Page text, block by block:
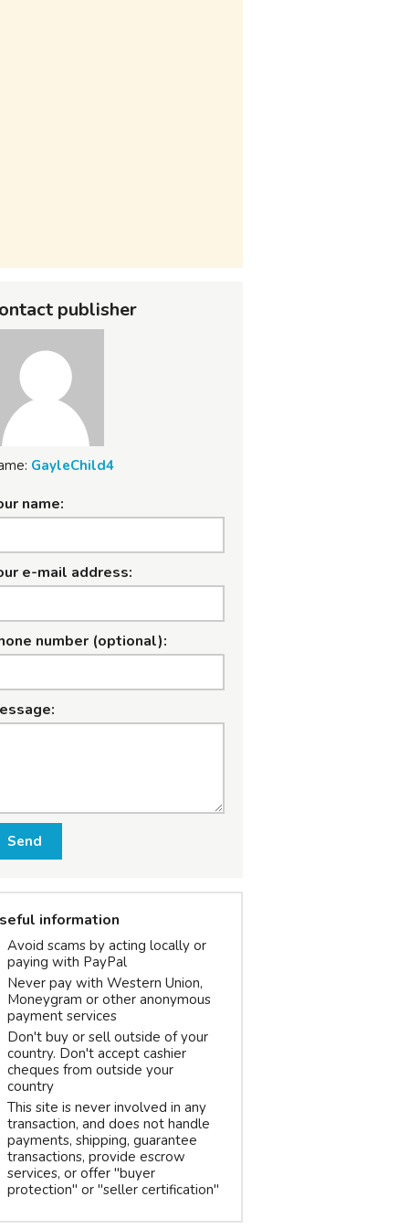
publisher
GayleChild4
name:
e-mail address:
number (optional):
Send
information
Avoid scams by acting locally or
paying with PayPal
Never pay with Western Union,
Moneygram or other anonymous
payment services
Don't buy or sell outside of your
country. Don't accept cashier
cheques from outside your
country
This site is never involved in any
transaction, and does not handle
payments, shipping, guarantee
transactions, provide escrow
services, or offer "buyer
protection" or "seller certification"